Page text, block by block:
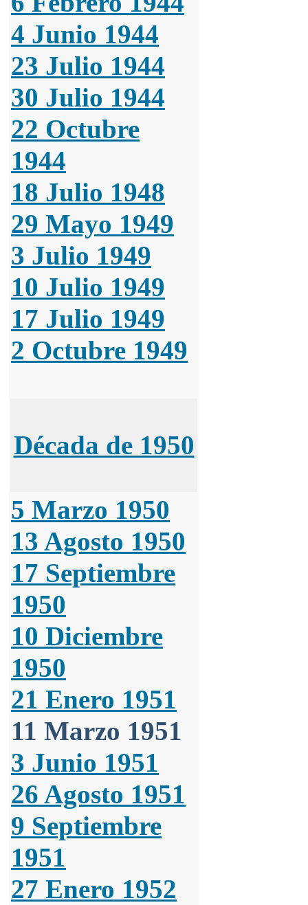
4 Junio 1944
23 Julio 1944
30 Julio 1944
22 Octubre
1944
18 Julio 1948
29 Mayo 1949
3 Julio 1949
10 Julio 1949
17 Julio 1949
2 Octubre 1949
Década de 1950
5 Marzo 1950
13 Agosto 1950
17 Septiembre
1950
10 Diciembre
1950
21 Enero 1951
11 Marzo 1951
3 Junio 1951
26 Agosto 1951
9 Septiembre
1951
27 Enero 1952